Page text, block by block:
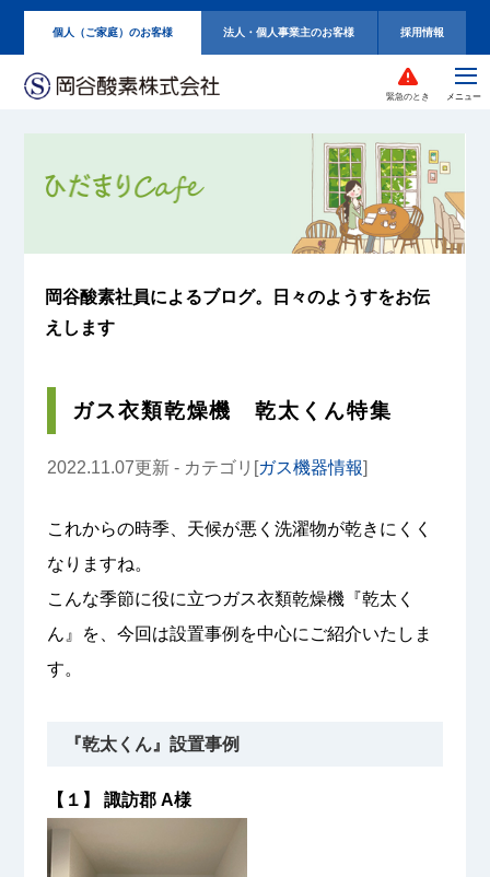
個人（ご家庭）のお客様 法人・個人事業主のお客様 採用情報
緊急のとき
岡谷酸素社員によるブログ。
日々のようすをお伝
えします
ガス衣類乾燥機 乾太くん特集
2022.11.07更新 - カテゴリ[ガス機器情報]
これからの時季、天候が悪く洗濯物が乾きにくく
なりますね。
こんな季節に役に立つガス衣類乾燥機『乾太く
ん』を、今回は設置事例を中心にご紹介いたしま
す。
『乾太くん』設置事例
【１】 諏訪郡 A様